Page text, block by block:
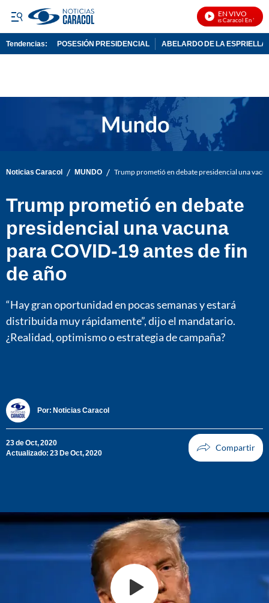
EN VIVO
Noticias Caracol En Vivo
Tendencias: POSESIÓN PRESIDENCIAL ABELARDO DE LA ESPRIELLA
Noticias Caracol / MUNDO / Trump prometió en debate presidencial una
Trump prometió en debate
presidencial una vacuna
para COVID-19 antes de fin
de año
“Hay gran oportunidad en pocas semanas y estará
distribuida muy rápidamente”, dijo el mandatario.
¿Realidad, optimismo o estrategia de campaña?
Por: Noticias Caracol
23 de Oct, 2020
Actualizado: 23 De Oct, 2020